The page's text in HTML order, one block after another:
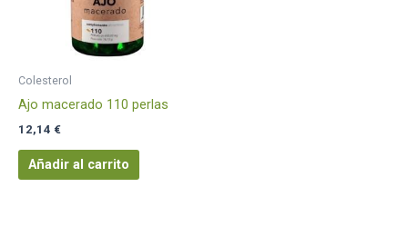
Colesterol
Ajo macerado 110 perlas
12,14 €
Añadir al carrito